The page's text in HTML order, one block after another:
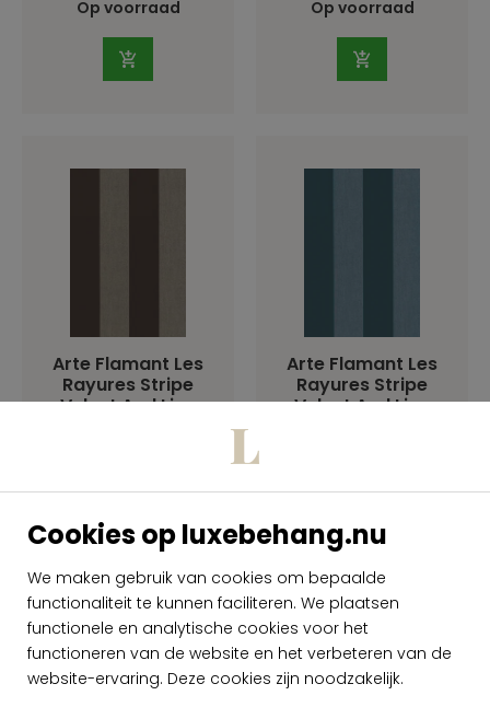
Cookies op luxebehang.nu
We maken gebruik van cookies om bepaalde
functionaliteit te kunnen faciliteren. We plaatsen
functionele en analytische cookies voor het
functioneren van de website en het verbeteren van de
website-ervaring. Deze cookies zijn noodzakelijk.
Op voorraad Op voorraad
Arte Flamant Les
Rayures Stripe
Velvet And Line
Op voorraad
Arte Flamant Les
Rayures Stripe
Velvet And Line